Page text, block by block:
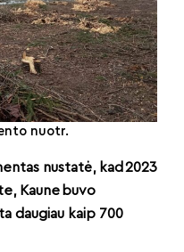
nuotr.
nustatė, kad 2023
Kaune buvo
daugiau kaip 700